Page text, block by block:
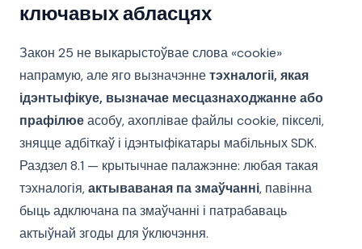
ключавых абласцях
Закон 25 не выкарыстоўвае слова «cookie»
напрамую, але яго вызначэннетэхналогіі, якая
ідэнтыфікуе, вызначае месцазнаходжанне або
прафілюеасобу, ахоплівае файлы cookie, пікселі,
зняцце адбіткаў і ідэнтыфікатары мабільных SDK.
Раздзел 8.1 — крытычнае палажэнне: любая такая
тэхналогія,актываваная па змаўчанні, павінна
быць адключана па змаўчанні і патрабаваць
актыўнай згоды для ўключэння.